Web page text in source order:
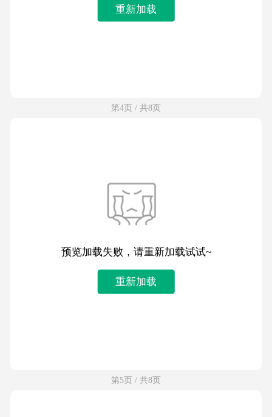
重新加载
第4页 / 共8页
预览加载失败，请重新加载试试~
重新加载
第5页 / 共8页